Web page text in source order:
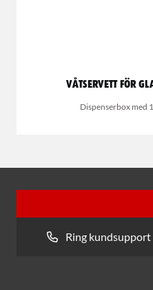
Våtservett för
Dispenserbox med
Ring